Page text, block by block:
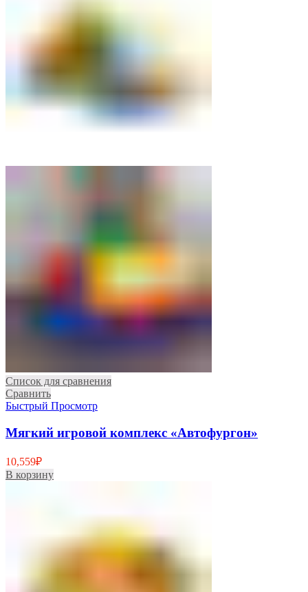
Список для сравнения
Сравнить
Быстрый Просмотр
Мягкий игровой комплекс «Автофургон»
10,559₽
В корзину